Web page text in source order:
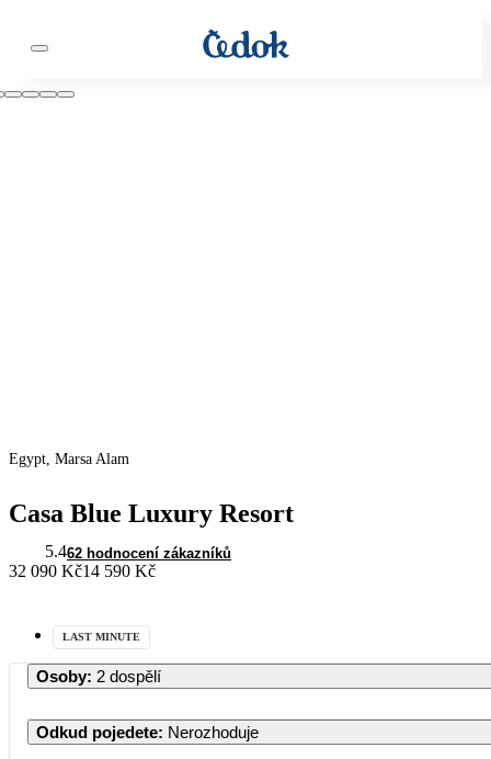
Egypt, Marsa Alam
Casa Blue Luxury Resort
5.462 hodnocení zákazníků
32 090 Kč14 590 Kč
LAST MINUTE
Osoby: 2 dospělí
Odkud pojedete: Nerozhoduje